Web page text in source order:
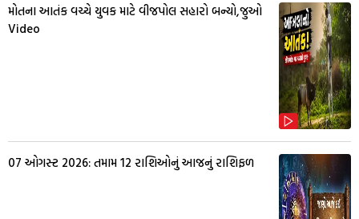
મોતના આતંક વચ્ચે યુવક માટે વીજપોલ સહારો બન્યો,જુઓ
Video
07 ઓગસ્ટ 2026: તમામ 12 રાશિઓનું આજનું રાશિફળ